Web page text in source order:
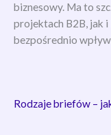
biznesowy. Ma to
projektach B2B, jak
bezpośrednio
Rodzaje briefów –